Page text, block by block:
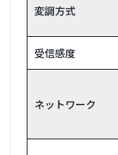
変調方式
受信感度
ネットワーク